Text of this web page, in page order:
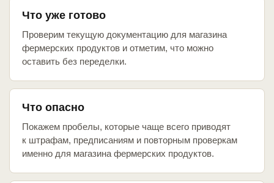
Что уже готово
Проверим текущую документацию для магазина
фермерских продуктов и отметим, что можно
оставить без переделки.
Что опасно
Покажем пробелы, которые чаще всего приводят
к штрафам, предписаниям и повторным проверкам
именно для магазина фермерских продуктов.